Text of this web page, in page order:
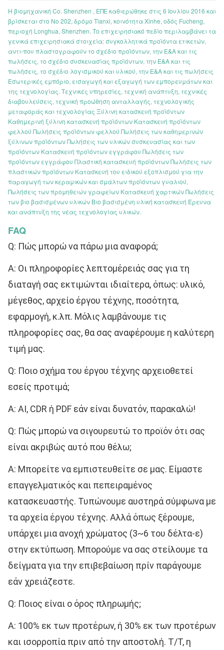
Η βιομηχανική Co. Shenzhen , ΕΠΕ καθιερώθηκε στις 6 Ιουλίου 2016 και
βρίσκεται στο Νο 202, δρόμο Tianxi, κοινότητα Xinhe, οδός Fucheng,
περιοχή Longhua, Shenzhen. Το επιχειρησιακό πεδίο περιλαμβάνει τα
γενικά επιχειρησιακά στοιχεία: συγκολλητικά προϊόντα ετικετών,
αντι-που πλαστογραφούν το σχέδιο προϊόντων, την Ε&Α και τις
πωλήσεις, το σχέδιο συσκευασίας προϊόντων, την Ε&Α και τις
πωλήσεις, το σχέδιο λογισμικού και υλικού, την Ε&Α και τις πωλήσεις
Εσωτερικές εμπόριο, εισαγωγή και εξαγωγή των εμπορευμάτων και
της τεχνολογίας. Τεχνικές υπηρεσίες, τεχνική ανάπτυξη, τεχνικές
διαβουλεύσεις, τεχνική προώθηση ανταλλαγής, τεχνολογικής
μεταφοράς και τεχνολογίας Ξύλινη κατασκευή προϊόντων
Καθημερινή ξύλινη κατασκευή προϊόντων Κατασκευή προϊόντων
φελλού Πωλήσεις προϊόντων φελλού Πωλήσεις των καθημερινών
ξύλινων προϊόντων Πωλήσεις των υλικών συσκευασίας και των
προϊόντων Κατασκευή προϊόντων εγγράφου Πωλήσεις των
προϊόντων εγγράφου Πλαστική κατασκευή προϊόντων Πωλήσεις των
πλαστικών προϊόντων Κατασκευή του ειδικού εξοπλισμού για την
παραγωγή των κεραμικών και σμάλτων προϊόντων γυαλιού,
Πωλήσεις των προμηθειών γραφείων Κατασκευή χαρτικών Πωλήσεις
των βιο βασισμένων υλικών Βιο βασισμένη υλική κατασκευή Έρευνα
και ανάπτυξη της νέας τεχνολογίας υλικών.
FAQ
Q: Πώς μπορώ να πάρω μια αναφορά;
Α: Οι πληροφορίες λεπτομέρειάς σας για τη
διαταγή σας εκτιμώνται ιδιαίτερα, όπως: υλικό,
μέγεθος, αρχείο έργου τέχνης, ποσότητα,
εφαρμογή, κ.λπ. Μόλις λαμβάνουμε τις
πληροφορίες σας, θα σας αναφέρουμε η καλύτερη
τιμή μας.
Q: Ποιο σχήμα του έργου τέχνης αρχειοθετεί
εσείς προτιμά;
Α: AI, CDR ή PDF εάν είναι δυνατόν, παρακαλώ!
Q: Πώς μπορώ να σιγουρευτώ το προϊόν ότι σας
είναι ακριβώς αυτό που θέλω;
Α: Μπορείτε να εμπιστευθείτε σε μας. Είμαστε
επαγγελματικός και πεπειραμένος
κατασκευαστής. Τυπώνουμε αυστηρά σύμφωνα με
τα αρχεία έργου τέχνης. Αλλά όπως ξέρουμε,
υπάρχει μια ανοχή χρώματος (3~6 του δέλτα-ε)
στην εκτύπωση. Μπορούμε να σας στείλουμε τα
δείγματα για την επιβεβαίωση πρίν παράγουμε
εάν χρειάζεστε.
Q: Ποιος είναι ο όρος πληρωμής;
Α: 100% εκ των προτέρων, ή 30% εκ των προτέρων
και ισορροπία πριν από την αποστολή. T/T, η